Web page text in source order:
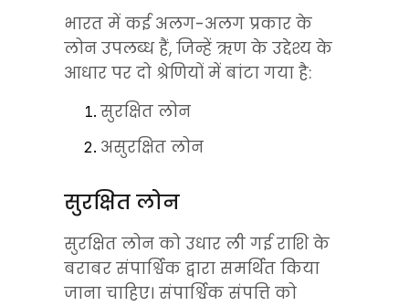
भारत में कई अलग-अलग प्रकार के
लोन उपलब्ध हैं, जिन्हें ऋण के उद्देश्य के
आधार पर दो श्रेणियों में बांटा गया है:
सुरक्षित लोन
असुरक्षित लोन
सुरक्षित लोन
सुरक्षित लोन को उधार ली गई राशि के
बराबर संपार्श्विक द्वारा समर्थित किया
जाना चाहिए। संपार्श्विक संपत्ति को